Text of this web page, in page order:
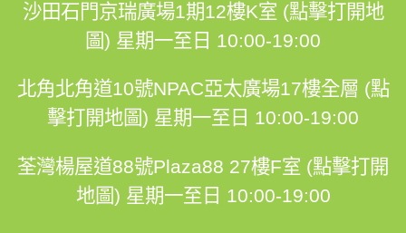
沙田石門京瑞廣場1期12樓K室 (點擊打開地
圖) 星期一至日 10:00-19:00
北角北角道10號NPAC亞太廣場17樓全層 (點
擊打開地圖) 星期一至日 10:00-19:00
荃灣楊屋道88號Plaza88 27樓F室 (點擊打開
地圖) 星期一至日 10:00-19:00